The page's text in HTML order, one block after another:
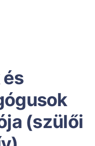
(szülői